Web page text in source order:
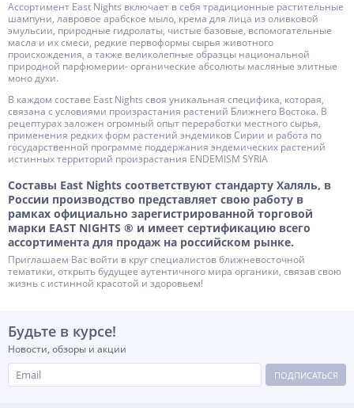
Ассортимент East Nights включает в себя традиционные растительные
шампуни, лавровое арабское мыло, крема для лица из оливковой
эмульсии, природные гидролаты, чистые базовые, вспомогательные
масла и их смеси, редкие первоформы сырья животного
происхождения, а также великолепные образцы национальной
природной парфюмерии- органические абсолюты масляные элитные
моно духи.
В каждом составе East Nights своя уникальная специфика, которая,
связана с условиями произрастания растений Ближнего Востока. В
рецептурах заложен огромный опыт переработки местного сырья,
применения редких форм растений эндемиков Сирии и работа по
государственной программе поддержания эндемических растений
истинных территорий произрастания ENDEMISM SYRIA
Составы East Nights соответствуют стандарту Халяль, в
России производство представляет свою работу в
рамках официально зарегистрированной торговой
марки EAST NIGHTS ® и имеет сертификацию всего
ассортимента для продаж на российском рынке.
Приглашаем Вас войти в круг специалистов ближневосточной
тематики, открыть будущее аутентичного мира органики, связав свою
жизнь с истинной красотой и здоровьем!
Будьте в курсе!
Новости, обзоры и акции
ПОДПИСАТЬСЯ